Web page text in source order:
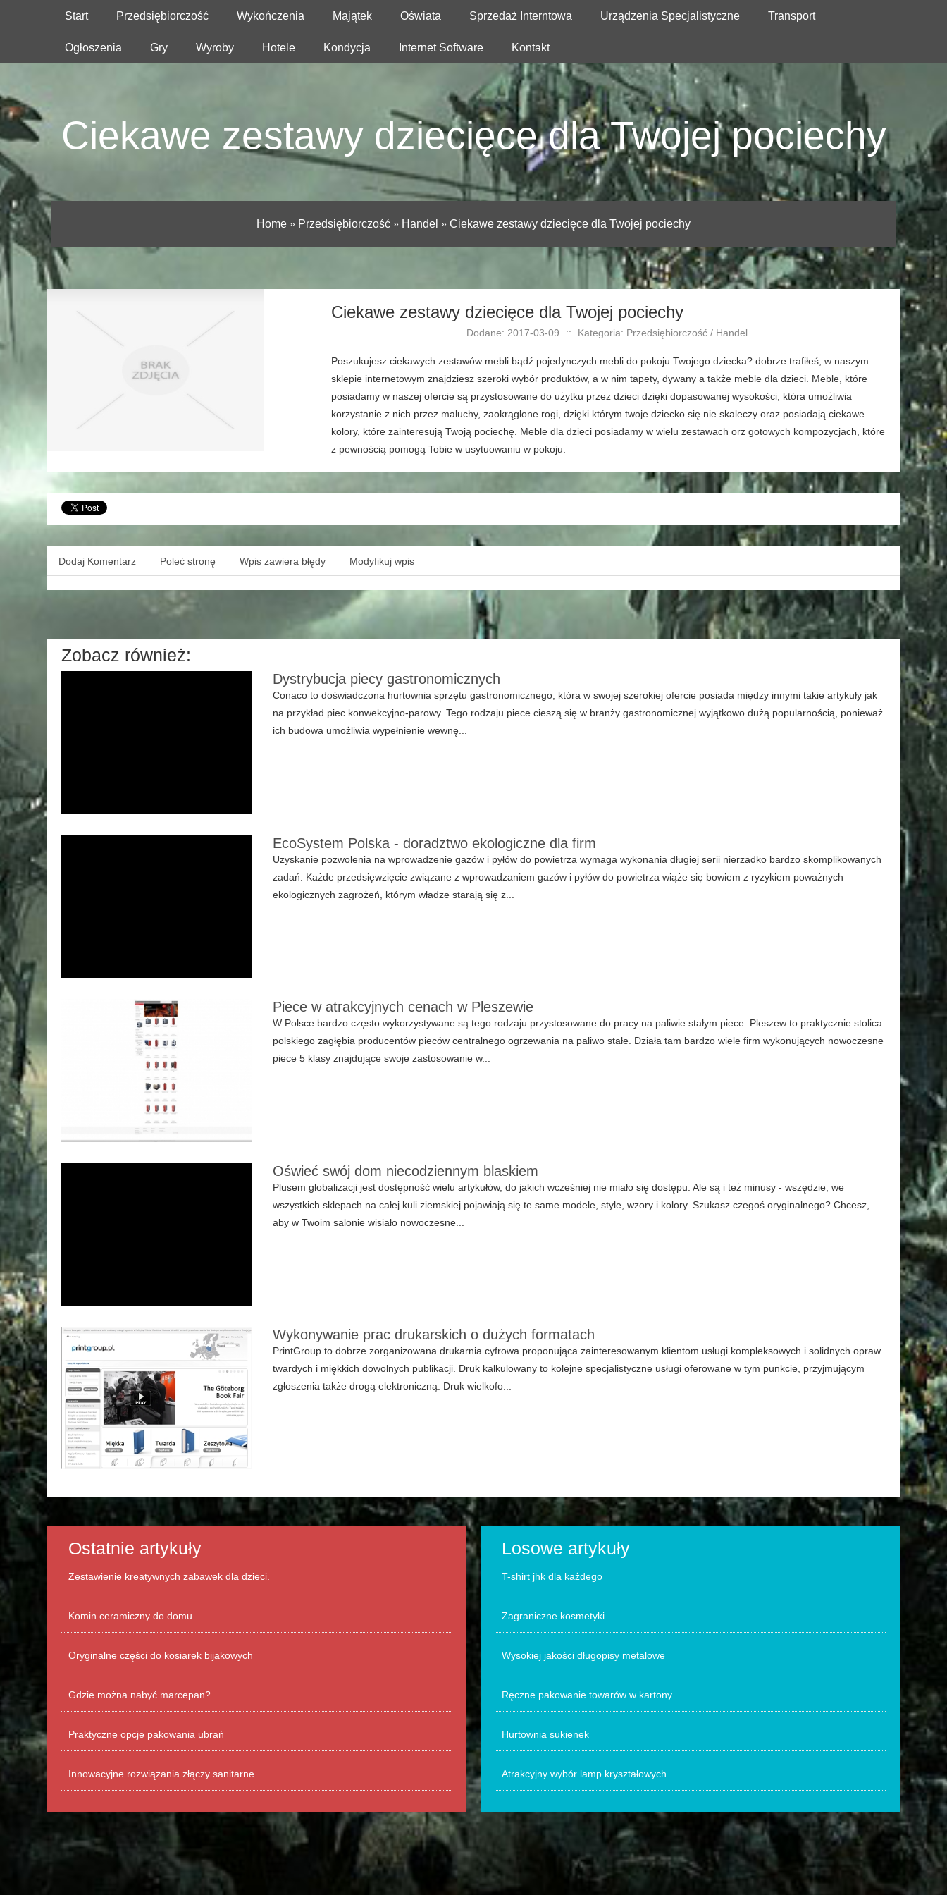
Start Przedsiębiorczość Wykończenia Majątek Oświata Sprzedaż Interntowa Urządzenia Specjalistyczne Transport
Ogłoszenia Gry Wyroby Hotele Kondycja Internet Software Kontakt
Ciekawe zestawy dziecięce dla Twojej pociechy
Home » Przedsiębiorczość » Handel » Ciekawe zestawy dziecięce dla Twojej pociechy
Ciekawe zestawy dziecięce dla Twojej pociechy
Dodane: 2017-03-09 :: Kategoria: Przedsiębiorczość / Handel
Poszukujesz ciekawych zestawów mebli bądź pojedynczych mebli do pokoju Twojego dziecka? dobrze trafiłeś, w naszym
sklepie internetowym znajdziesz szeroki wybór produktów, a w nim tapety, dywany a także meble dla dzieci. Meble, które
posiadamy w naszej ofercie są przystosowane do użytku przez dzieci dzięki dopasowanej wysokości, która umożliwia
korzystanie z nich przez maluchy, zaokrąglone rogi, dzięki którym twoje dziecko się nie skaleczy oraz posiadają ciekawe
kolory, które zainteresują Twoją pociechę. Meble dla dzieci posiadamy w wielu zestawach orz gotowych kompozycjach, które
z pewnością pomogą Tobie w usytuowaniu w pokoju.
Dodaj Komentarz Poleć stronę Wpis zawiera błędy Modyfikuj wpis
Zobacz również:
Dystrybucja piecy gastronomicznych
Conaco to doświadczona hurtownia sprzętu gastronomicznego, która w swojej szerokiej ofercie posiada między innymi takie artykuły jak
na przykład piec konwekcyjno-parowy. Tego rodzaju piece cieszą się w branży gastronomicznej wyjątkowo dużą popularnością, ponieważ
ich budowa umożliwia wypełnienie wewnę...
EcoSystem Polska - doradztwo ekologiczne dla firm
Uzyskanie pozwolenia na wprowadzenie gazów i pyłów do powietrza wymaga wykonania długiej serii nierzadko bardzo skomplikowanych
zadań. Każde przedsięwzięcie związane z wprowadzaniem gazów i pyłów do powietrza wiąże się bowiem z ryzykiem poważnych
ekologicznych zagrożeń, którym władze starają się z...
Piece w atrakcyjnych cenach w Pleszewie
W Polsce bardzo często wykorzystywane są tego rodzaju przystosowane do pracy na paliwie stałym piece. Pleszew to praktycznie stolica
polskiego zagłębia producentów pieców centralnego ogrzewania na paliwo stałe. Działa tam bardzo wiele firm wykonujących nowoczesne
piece 5 klasy znajdujące swoje zastosowanie w...
Oświeć swój dom niecodziennym blaskiem
Plusem globalizacji jest dostępność wielu artykułów, do jakich wcześniej nie miało się dostępu. Ale są i też minusy - wszędzie, we
wszystkich sklepach na całej kuli ziemskiej pojawiają się te same modele, style, wzory i kolory. Szukasz czegoś oryginalnego? Chcesz,
aby w Twoim salonie wisiało nowoczesne...
Wykonywanie prac drukarskich o dużych formatach
PrintGroup to dobrze zorganizowana drukarnia cyfrowa proponująca zainteresowanym klientom usługi kompleksowych i solidnych opraw
twardych i miękkich dowolnych publikacji. Druk kalkulowany to kolejne specjalistyczne usługi oferowane w tym punkcie, przyjmującym
zgłoszenia także drogą elektroniczną. Druk wielkofo...
Ostatnie artykuły
Zestawienie kreatywnych zabawek dla dzieci.
Komin ceramiczny do domu
Oryginalne części do kosiarek bijakowych
Gdzie można nabyć marcepan?
Praktyczne opcje pakowania ubrań
Innowacyjne rozwiązania złączy sanitarne
Losowe artykuły
T-shirt jhk dla każdego
Zagraniczne kosmetyki
Wysokiej jakości długopisy metalowe
Ręczne pakowanie towarów w kartony
Hurtownia sukienek
Atrakcyjny wybór lamp kryształowych